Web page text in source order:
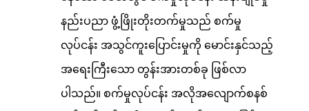
နည်းပညာ ဖွံ့ဖြိုးတိုးတက်မှုသည် စက်မှု
လုပ်ငန်း အသွင်ကူးပြောင်းမှုကို မောင်းနှင်သည့်
အရေးကြီးသော တွန်းအားတစ်ခု ဖြစ်လာ
ပါသည်။ စက်မှုလုပ်ငန်း အလိုအလျောက်စနစ်